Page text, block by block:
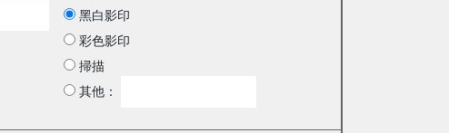
黑白影印
彩色影印
掃描
其他：